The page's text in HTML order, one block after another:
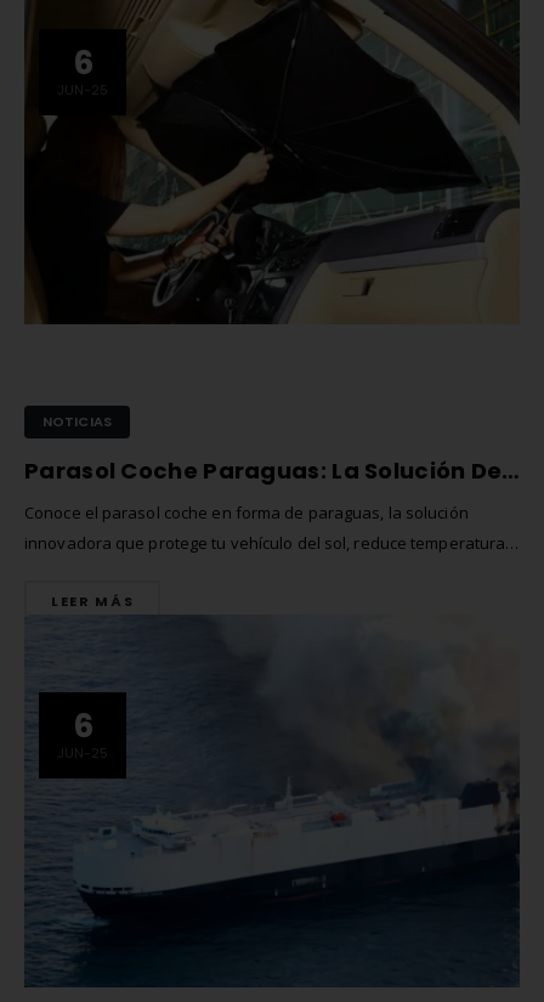
6
JUN-25
Parasol Coche Paraguas: La Solución Definitiva para un Interior Fresco y Protegido
NOTICIAS
Conoce el parasol coche en forma de paraguas, la solución
innovadora que protege tu vehículo del sol, reduce temperatura
cualquier modelo de automóvil, bebé o adulto, este accesorio
LEER MÁS
6
JUN-25